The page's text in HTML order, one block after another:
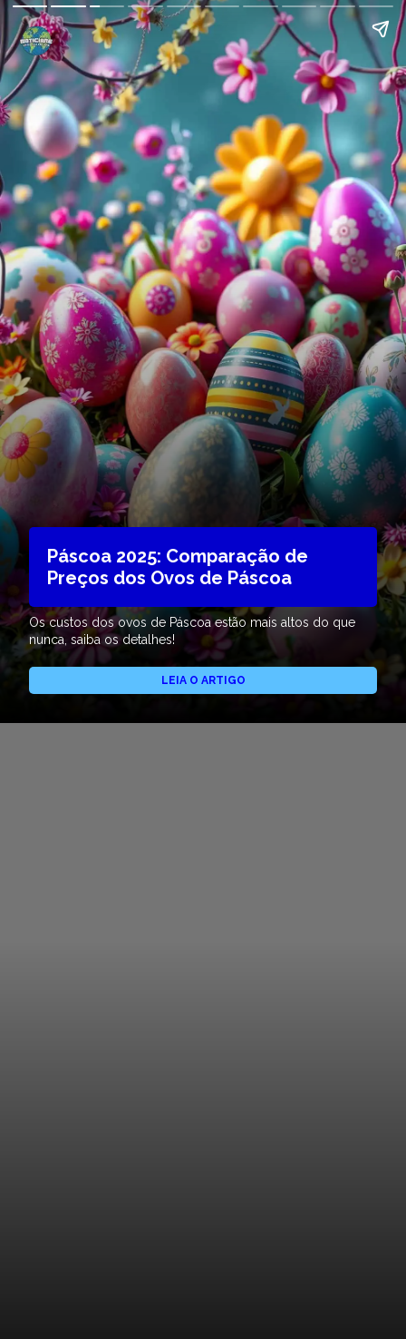
Páscoa 2025: Comparação de
Preços dos Ovos de Páscoa
Os custos dos ovos de Páscoa estão mais altos do que
nunca, saiba os detalhes!
LEIA O ARTIGO